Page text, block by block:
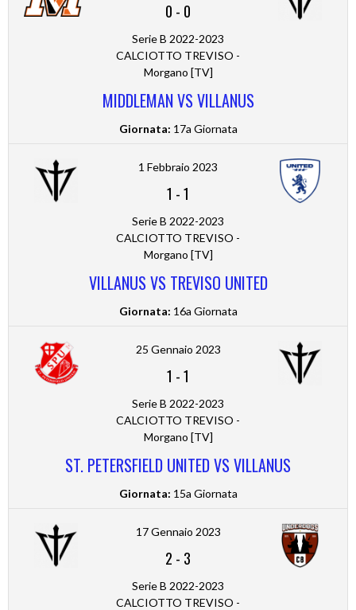
0 - 0
Serie B 2022-2023
CALCIOTTO TREVISO -
Morgano [TV]
MIDDLEMAN VS VILLANUS
Giornata: 17a Giornata
1 Febbraio 2023
1 -1
Serie B 2022-2023
CALCIOTTO TREVISO -
Morgano [TV]
VILLANUS VS TREVISO UNITED
Giornata: 16a Giornata
25 Gennaio 2023
1 -1
Serie B 2022-2023
CALCIOTTO TREVISO -
Morgano [TV]
ST. PETERSFIELD UNITED VS VILLANUS
Giornata: 15a Giornata
17 Gennaio 2023
2 - 3
Serie B 2022-2023
CALCIOTTO TREVISO -